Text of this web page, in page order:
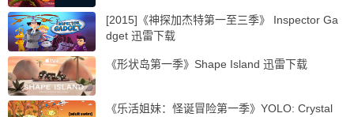
[2015]《神探加杰特第一至三季》 Inspector Ga
dget 迅雷下载
《形状岛第一季》Shape Island 迅雷下载
《乐活姐妹：怪诞冒险第一季》YOLO: Crystal